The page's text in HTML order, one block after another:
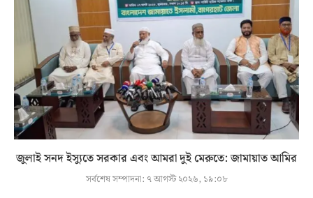
জুলাই সনদ ইস্যুতে সরকার এবং আমরা দুই মেরুতে: জামায়াত আমির
সর্বশেষ সম্পাদনা: ৭ আগস্ট ২০২৬, ১৯:০৮